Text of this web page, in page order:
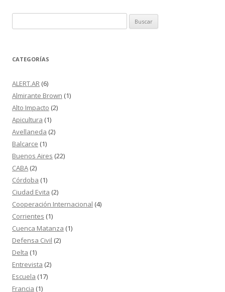
CATEGORÍAS
ALERT.AR (6)
Almirante Brown (1)
Alto Impacto (2)
Apicultura (1)
Avellaneda (2)
Balcarce (1)
Buenos Aires (22)
CABA (2)
Córdoba (1)
Ciudad Evita (2)
Cooperación Internacional (4)
Corrientes (1)
Cuenca Matanza (1)
Defensa Civil (2)
Delta (1)
Entrevista (2)
Escuela (17)
Francia (1)